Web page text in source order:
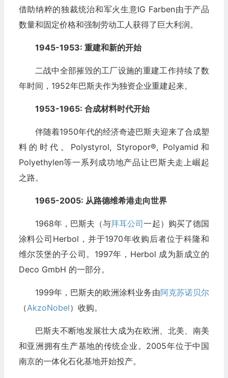
借助纳粹的独裁统治和军火生意IG Farben由于产品
数量和固定价格和强制劳动工人获得了巨大利润。
1945-1953: 重建和新的开始
二战中全部摧毁的工厂设施的重建工作持续了数
年时间，1952年巴斯夫作为独资企业重建起来。
1953-1965: 合成材料时代开始
伴随着1950年代的经济奇迹巴斯夫迎来了合成塑
料的时代。Polystyrol, Styropor®, Polyamid和
Polyethylen等一系列成功地产品让巴斯夫走上崛起
之路。
1965-2005: 从路德维希港走向世界
1968年，巴斯夫（与拜耳公司一起）购买了德国
涂料公司Herbol，并于1970年收购后者位于科隆和
维尔茨堡的子公司。1997年，Herbol 成为新成立的
Deco GmbH 的一部分。
1999年，巴斯夫的欧洲涂料业务由阿克苏诺贝尔
（AkzoNobel）收购。
巴斯夫不断地发展壮大成为在欧洲、北美、南美
和亚洲拥有生产基地的传统企业。2005年位于中国
南京的一体化石化基地开始投产。